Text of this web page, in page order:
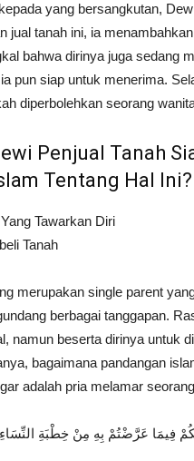
yang bersangkutan,
jual tanah ini, ia
bahwa dirinya juga sedang
pun siap untuk menerima.
diperbolehkan seorang
Penjual Tanah
Tentang Hal Ini?
merupakan single parent
berbagai tanggapan.
namun beserta dirinya untuk
bagaimana pandangan
adalah pria melamar
فِيمَا عَرَّضْتُمْ بِهِ مِنْ خِطْبَةِ